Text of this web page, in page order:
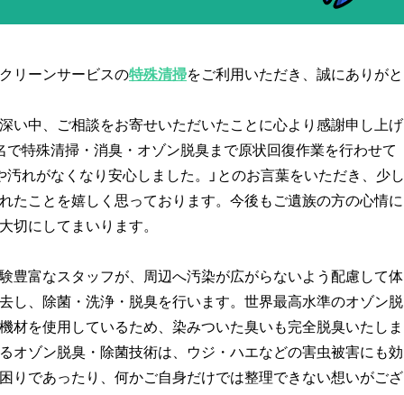
リーンサービスの特殊清掃をご利用いただき、誠にありがと
い中、ご相談をお寄せいただいたことに心より感謝申し上げ
で特殊清掃・消臭・オゾン脱臭まで原状回復作業を行わせて
汚れがなくなり安心しました。」とのお言葉をいただき、少し
たことを嬉しく思っております。今後もご遺族の方の心情に
切にしてまいります。
豊富なスタッフが、周辺へ汚染が広がらないよう配慮して体
し、除菌・洗浄・脱臭を行います。世界最高水準のオゾン脱
材を使用しているため、染みついた臭いも完全脱臭いたしま
オゾン脱臭・除菌技術は、ウジ・ハエなどの害虫被害にも効
りであったり、何かご自身だけでは整理できない想いがござ